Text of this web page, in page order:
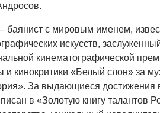
с мировым именем,
искусств,
кинематографической
и кинокритики «Белый слон» за
За выдающиеся достижения в
в «Золотую книгу талантов